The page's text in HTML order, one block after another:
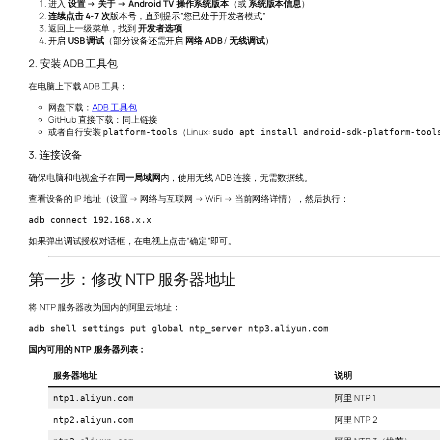
进入 设置 → 关于 → Android TV 操作系统版本（或系统版本信息）
连续点击 4-7 次版本号，直到提示”您已处于开发者模式”
返回上一级菜单，找到 开发者选项
开启 USB 调试 （部分设备还需开启 网络 ADB/无线调试）
2. 安装 ADB 工具包
在电脑上下载 ADB 工具：
网盘下载： ADB 工具包
GitHub 直接下载：同上链接
或者自行安装 platform-tools （Linux: sudo apt install android-sdk-platform-
3. 连接设备
确保电脑和电视盒子在同一局域网内，使用无线 ADB 连接，无需数据线。
查看设备的 IP 地址（设置 → 网络与互联网 → WiFi → 当前网络详情），然后执行：
adb connect 192.168.x.x
如果弹出调试授权对话框，在电视上点击”确定”即可。
第一步：修改 NTP 服务器地址
将 NTP 服务器改为国内的阿里云地址：
adb shell settings put global ntp_server ntp3.aliyun.com
国内可用的 NTP 服务器列表：
服务器地址 说明
ntp1.aliyun.com 阿里 NTP 1
ntp2.aliyun.com 阿里 NTP 2